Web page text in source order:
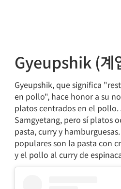
Gyeupshik (계
Gyeupshik, que significa
en pollo", hace honor a su
platos centrados en el
Samgyetang, pero sí platos
pasta, curry y
populares son la pasta con
y el pollo al curry de